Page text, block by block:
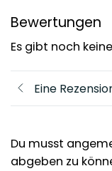
Bewertungen
Es gibt noch
Eine
Du musst
abgeben zu